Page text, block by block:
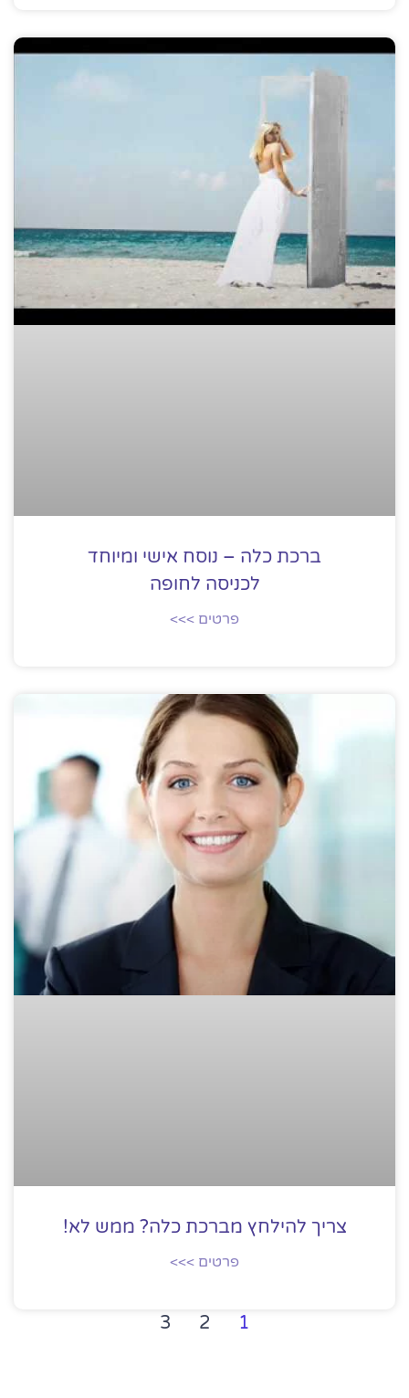
ברכת כלה – נוסח אישי ומיוחד
לכניסה לחופה
פרטים >>>
צריך להילחץ מברכת כלה? ממש לא!
פרטים >>>
1
2
3